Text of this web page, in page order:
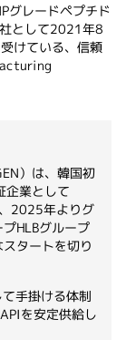
グレードペプチド
として2021年8
けている、信頼
）は、韓国初
企業として
2025年よりグ
HLBグループ
タートを切り
手掛ける体制
を安定供給し